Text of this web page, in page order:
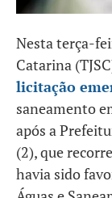
Nesta terça-
Catarina
licitação
saneamento
após a
(2), que
havia sido